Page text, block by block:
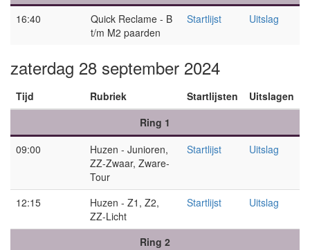
16:40
Quick Reclame - B
t/m M2 paarden
Startlijst Uitslag
zaterdag 28 september 2024
Tijd Rubriek Startlijsten
Uitslagen
Ring 1
09:00
Huzen - Junioren,
ZZ-Zwaar, Zware-
Tour
Startlijst Uitslag
12:15
Huzen - Z1, Z2,
ZZ-Licht
Startlijst Uitslag
Ring 2